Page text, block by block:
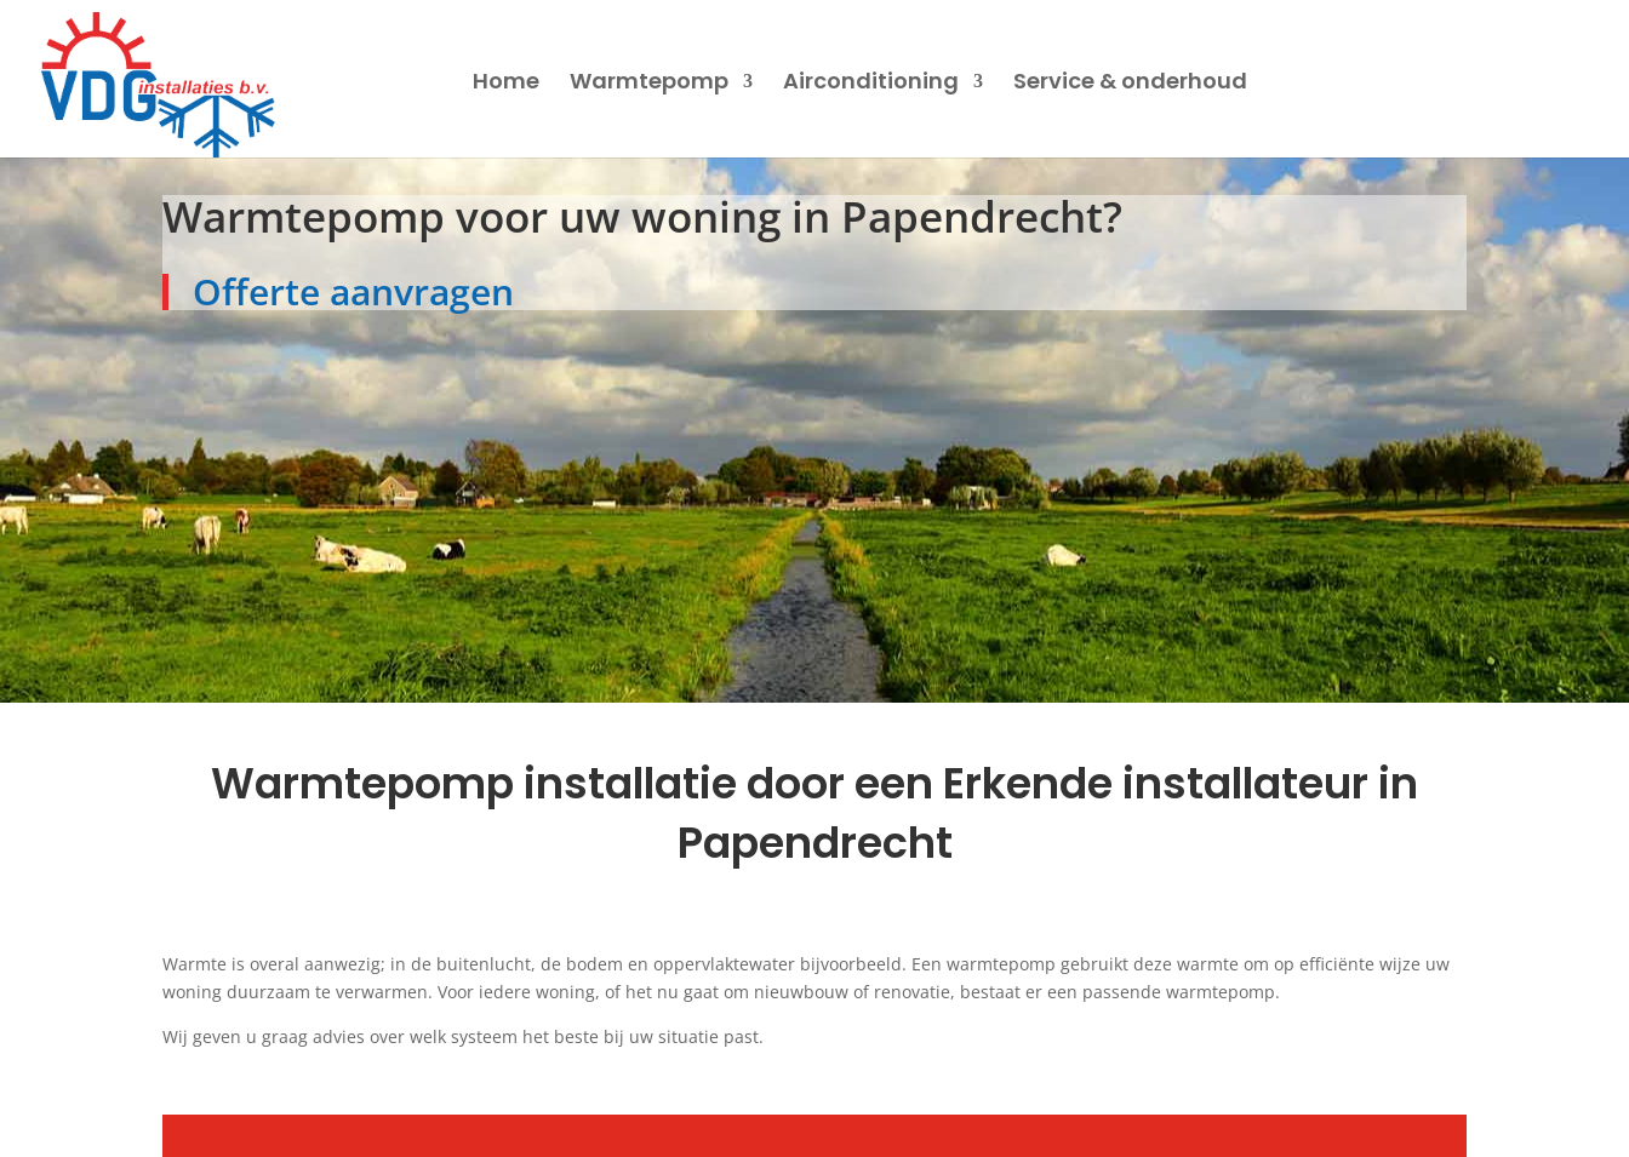
Home Warmtepomp Airconditioning Service & onderhoud
Warmtepomp voor uw woning in Papendrecht?
Offerte aanvragen
Warmtepomp installatie door een Erkende installateur in
Papendrecht
Warmte is overal aanwezig; in de buitenlucht, de bodem en oppervlaktewater bijvoorbeeld. Een warmtepomp gebruikt deze warmte om op efficiënte wijze uw
woning duurzaam te verwarmen. Voor iedere woning, of het nu gaat om nieuwbouw of renovatie, bestaat er een passende warmtepomp.
Wij geven u graag advies over welk systeem het beste bij uw situatie past.